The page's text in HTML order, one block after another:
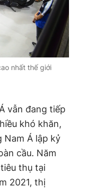
nhất thế giới
vẫn đang tiếp
khó khăn,
Nam Á lập kỷ
cầu. Năm
tiêu thụ tại
2021, thị